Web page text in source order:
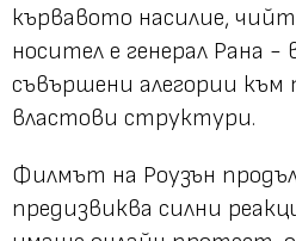
кървавото насилие,
носител е генерал Рана -
съвършени алегории
властови структури.
Филмът на Роузън
предизвиква силни